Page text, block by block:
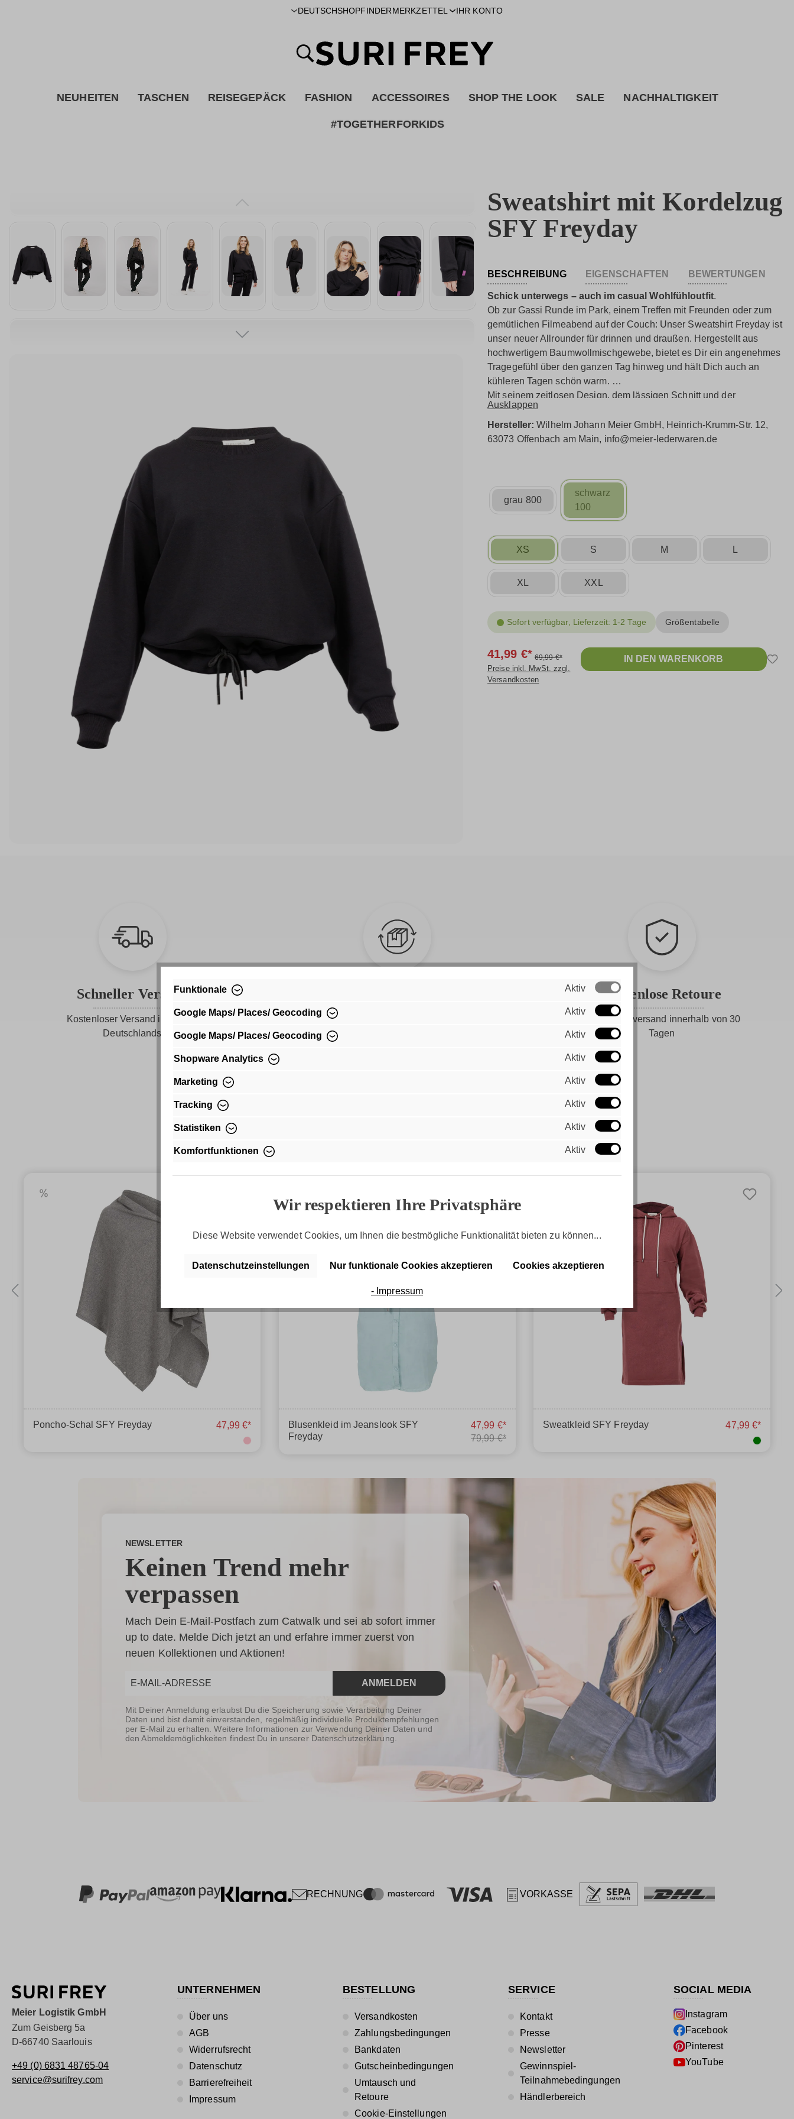
DEUTSCHSHOPFINDERMERKZETTEL IHR KONTO
NEUHEITEN TASCHEN REISEGEPÄCK FASHION ACCESSOIRES SHOP THE LOOK SALE NACHHALTIGKEIT
#TOGETHERFORKIDS
Sweatshirt mit Kordelzug
SFY Freyday
BESCHREIBUNG EIGENSCHAFTEN BEWERTUNGEN
Schick unterwegs – auch im casual Wohlfühloutfit.
Ob zur Gassi Runde im Park, einem Treffen mit Freunden oder zum
gemütlichen Filmeabend auf der Couch: Unser Sweatshirt Freyday ist
unser neuer Allrounder für drinnen und draußen. Hergestellt aus
hochwertigem Baumwollmischgewebe, bietet es Dir ein angenehmes
Tragegefühl über den ganzen Tag hinweg und hält Dich auch an
kühleren Tagen schön warm.
Mit seinem zeitlosen Design, dem lässigen Schnitt und der
hochwertigen Verarbeitung wird es zum echten Lieblingsstück, das
sich mühelos in Deine Garderobe integrieren lässt. Durch den
großzügigen Schnitt fällt der kuschelweiche Sweatshirtstoff lässig um
anzupassen und verleiht dem Sweatshirt zusätzlich eine besonders
lässig-coole Note.
Kombiniere unser Sweatshirt Freyday ganz nach Deinem
persönlichen Stil: Als Statement-Piece zur Jeans oder als Kombi-
Oberteil passend zu unserer unglaublich bequemen Sweathose mit
hohem Taillenbund Freyday für einen einheitlich lässigen Look.
Ausklappen
Hersteller:Wilhelm Johann Meier GmbH, Heinrich-Krumm-Str. 12,
63073 Offenbach am Main, info@meier-lederwaren.de
grau 800
schwarz
100
XS S M L
XL XXL
Sofort verfügbar, Lieferzeit: 1-2 Tage Größentabelle
41,99 €* 69,99 €*
Preise inkl. MwSt. zzgl.
Versandkosten
IN DEN WARENKORB
Schneller Versand
Kostenloser Versand innerhalb
Deutschlands
Bequem per Rechnungskauf bezahlen
Kostenlose Retoure
Gratis Rückversand innerhalb von 30
Tagen
Poncho-Schal SFY Freyday 47,99 €*
Blusenkleid im Jeanslook SFY
Freyday
47,99 €*
79,99 €*
Sweatkleid SFY Freyday 47,99 €*
NEWSLETTER
Keinen Trend mehr
verpassen
Mach Dein E-Mail-Postfach zum Catwalk und sei ab sofort immer
up to date. Melde Dich jetzt an und erfahre immer zuerst von
neuen Kollektionen und Aktionen!
ANMELDEN
Mit Deiner Anmeldung erlaubst Du die Speicherung sowie Verarbeitung Deiner
Daten und bist damit einverstanden, regelmäßig individuelle Produktempfehlungen
per E-Mail zu erhalten. Weitere Informationen zur Verwendung Deiner Daten und
den Abmeldemöglichkeiten findest Du in unserer Datenschutzerklärung.
RECHNUNG VORKASSE
Meier Logistik GmbH
Zum Geisberg 5a
D-66740 Saarlouis
+49 (0) 6831 48765-04
service@surifrey.com
UNTERNEHMEN
Über uns
AGB
Widerrufsrecht
Datenschutz
Barrierefreiheit
Impressum
BESTELLUNG
Versandkosten
Zahlungsbedingungen
Bankdaten
Gutscheinbedingungen
Umtausch und
Retoure
Cookie-Einstellungen
SERVICE
Kontakt
Presse
Newsletter
Gewinnspiel-
Teilnahmebedingungen
Händlerbereich
SOCIAL MEDIA
Instagram
Facebook
Pinterest
YouTube
Funktionale Aktiv
Google Maps/ Places/ Geocoding Aktiv
Google Maps/ Places/ Geocoding Aktiv
Shopware Analytics Aktiv
Marketing Aktiv
Tracking Aktiv
Statistiken Aktiv
Komfortfunktionen Aktiv
Wir respektieren Ihre Privatsphäre
Diese Website verwendet Cookies, um Ihnen die bestmögliche Funktionalität bieten zu können...
Datenschutzeinstellungen Nur funktionale Cookies akzeptieren Cookies akzeptieren
- Impressum